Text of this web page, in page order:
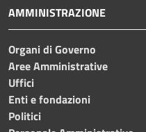
AMMINISTRAZIONE
Organi di Governo
Aree Amministrative
Uffici
Enti e fondazioni
Politici